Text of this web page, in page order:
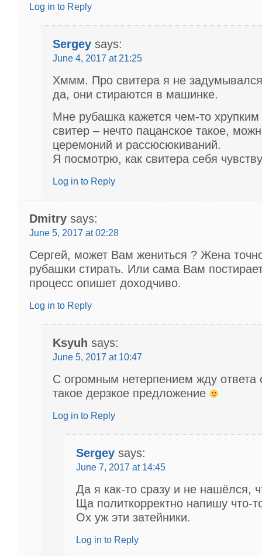
Log in to Reply
Sergey says:
June 4, 2017 at 21:25
Хммм. Про свитера я не
да, они стираются в машинке.
Мне рубашка кажется чем-то
свитер – нечто пацанское такое,
церемоний и рассюсюкиваний.
Я посмотрю, как свитера себя
Log in to Reply
Dmitry says:
June 5, 2017 at 02:28
Сергей, может Вам жениться ? Жена
рубашки стирать. Или сама Вам
процесс опишет доходчиво.
Log in to Reply
Ksyuh says:
June 5, 2017 at 10:47
С огромным нетерпением жду ответа
такое дерзкое предложение
Log in to Reply
Sergey says:
June 7, 2017 at 14:45
Да я как-то сразу и не нашёлся,
Ща политкорректно напишу что-
Ох уж эти затейники.
Log in to Reply